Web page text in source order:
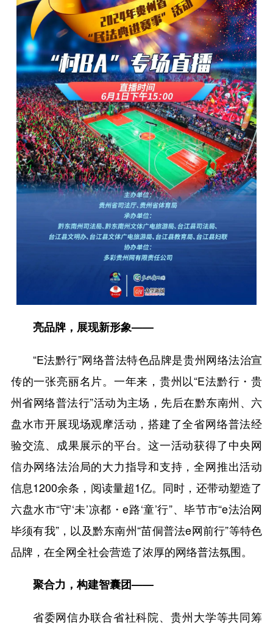
亮品牌，展现新形象——
“E法黔行”网络普法特色品牌是贵州网络法治宣
传的一张亮丽名片。一年来，贵州以“E法黔行・贵
州省网络普法行”活动为主场，先后在黔东南州、六
盘水市开展现场观摩活动，搭建了全省网络普法经
验交流、成果展示的平台。这一活动获得了中央网
信办网络法治局的大力指导和支持，全网推出活动
信息1200余条，阅读量超1亿。同时，还带动塑造了
六盘水市“守‘未’凉都・e路‘童’行”、毕节市“e法治网
毕须有我”，以及黔东南州“苗侗普法e网前行”等特色
品牌，在全网全社会营造了浓厚的网络普法氛围。
聚合力，构建智囊团——
省委网信办联合省社科院、贵州大学等共同筹